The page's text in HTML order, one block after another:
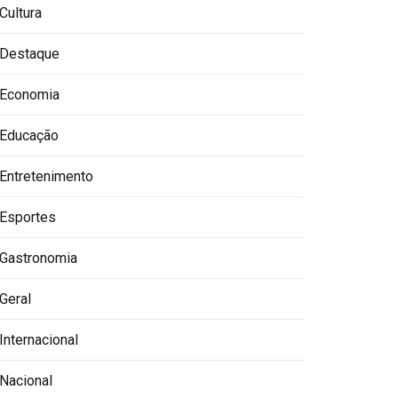
Cultura
Destaque
Economia
Educação
Entretenimento
Esportes
Gastronomia
Geral
Internacional
Nacional